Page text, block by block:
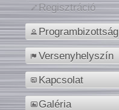
Regisztráció
Programbizottság
Versenyhelyszín
Kapcsolat
Galéria